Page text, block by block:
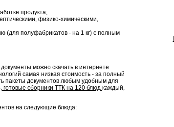
продукта;
физико-химическими,
(для полуфабрикатов - на 1 кг) с полным
можно скачать в интернете
самая низкая стоимость - за полный
пакеты документов любым удобным для
готовые сборники ТТК на 120 блюд каждый,
на следующие блюда: